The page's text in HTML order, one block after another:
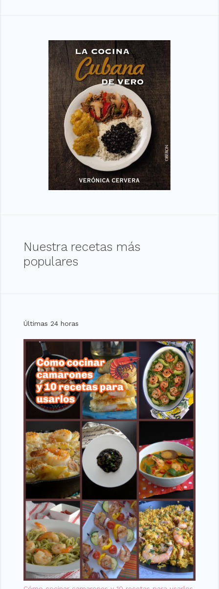
Nuestra recetas más
populares
Últimas 24 horas